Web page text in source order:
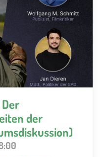
der